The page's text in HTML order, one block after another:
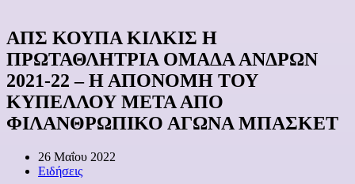
ΑΠΣ ΚΟΥΠΑ ΚΙΛΚΙΣ Η
ΠΡΩΤΑΘΛΗΤΡΙΑ ΟΜΑΔΑ ΑΝΔΡΩΝ
2021-22 – Η ΑΠΟΝΟΜΗ ΤΟΥ
ΚΥΠΕΛΛΟΥ ΜΕΤΑ ΑΠΟ
ΦΙΛΑΝΘΡΩΠΙΚΟ ΑΓΩΝΑ ΜΠΑΣΚΕΤ
26 Μαΐου 2022
Ειδήσεις